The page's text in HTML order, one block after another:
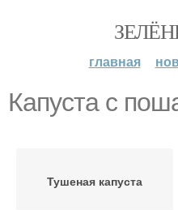
главная
Капуста с
Тушеная капуста